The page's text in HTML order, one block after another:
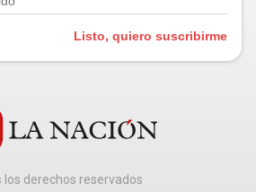
Listo, quiero suscribirme
los derechos reservados